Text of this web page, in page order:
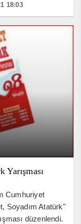
18:03
Cumhuriyet
Soyadım Atatürk"
düzenlendi.